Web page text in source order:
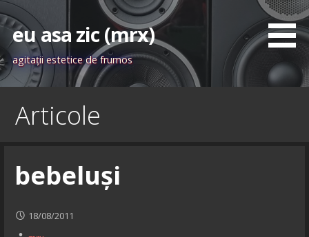
Skip
to
content
eu asa zic (mrx)
agitaţii estetice de frumos
Articole
bebeluși
18/08/2011